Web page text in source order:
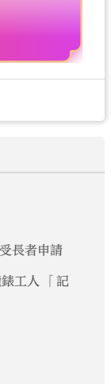
長者申請
工人 「記